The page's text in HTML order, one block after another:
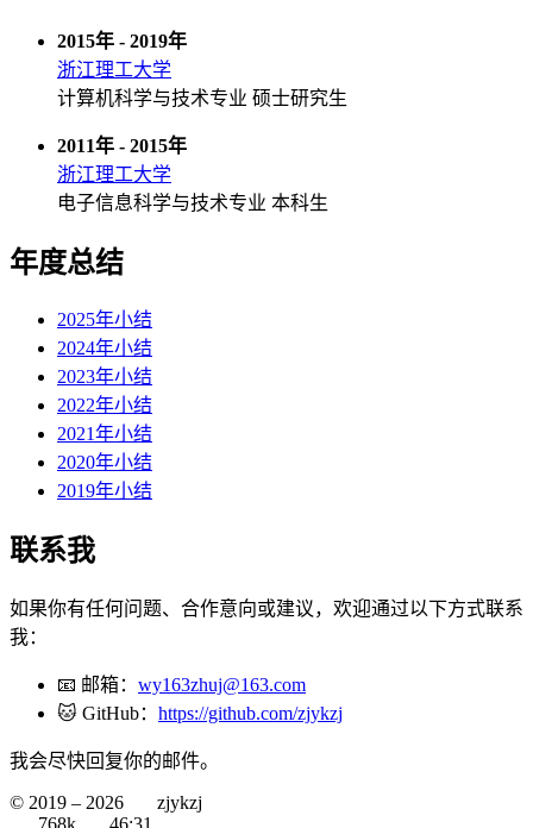
2015年 - 2019年
浙江理工大学
计算机科学与技术专业 硕士研究生
2011年 - 2015年
浙江理工大学
电子信息科学与技术专业 本科生
年度总结
2025年小结
2024年小结
2023年小结
2022年小结
2021年小结
2020年小结
2019年小结
联系我
如果你有任何问题、合作意向或建议，欢迎通过以下方式联系
我：
📧 邮箱： wy163zhuj@163.com
🐱 GitHub： https://github.com/zjykzj
我会尽快回复你的邮件。
© 2019 – 2026
zjykzj